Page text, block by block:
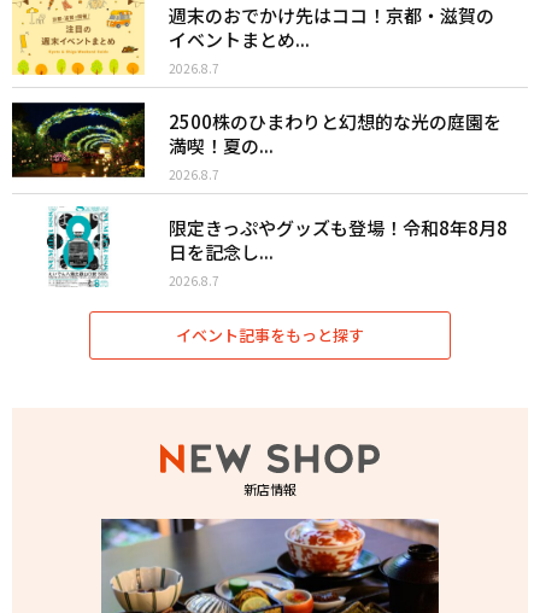
週末のおでかけ先はココ！京都・滋賀の
イベントまとめ...
2026.8.7
2500株のひまわりと幻想的な光の庭園を
満喫！夏の...
2026.8.7
限定きっぷやグッズも登場！令和8年8月8
日を記念し...
2026.8.7
イベント記事をもっと探す
新店情報